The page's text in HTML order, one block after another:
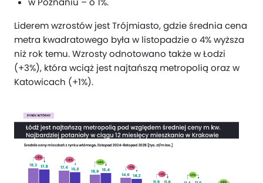
Liderem wzrostów jest Trójmiasto, gdzie średnia cena
metra kwadratowego była w listopadzie o 4% wyższa
niż rok temu. Wzrosty odnotowano także w Łodzi
(+3%), która wciąż jest najtańszą metropolią oraz w
Katowicach (+1%).